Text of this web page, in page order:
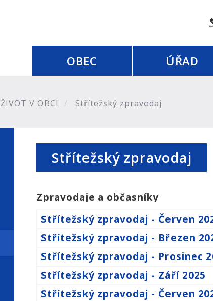
OBEC ÚŘAD
ŽIVOT V OBCI Střítežský zpravodaj
Střítežský zpravodaj
Zpravodaje a občasníky
Střítežský zpravodaj - Červen
Střítežský zpravodaj - Březen
Střítežský zpravodaj - Prosinec
Střítežský zpravodaj - Září 2025
Střítežský zpravodaj - Červen